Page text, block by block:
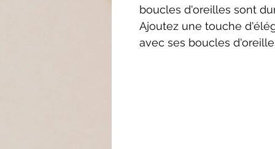
boucles d'oreilles sont
Ajoutez une touche
avec ses boucles